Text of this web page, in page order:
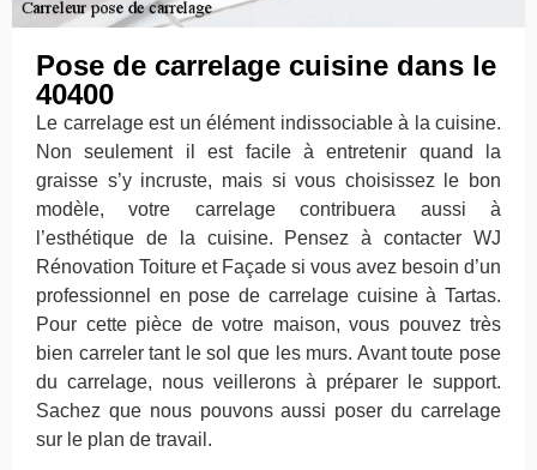
Pose de carrelage cuisine dans le
40400
Le carrelage est un élément indissociable à la cuisine.
Non seulement il est facile à entretenir quand la
graisse s’y incruste, mais si vous choisissez le bon
modèle, votre carrelage contribuera aussi à
l’esthétique de la cuisine. Pensez à contacter WJ
Rénovation Toiture et Façade si vous avez besoin d’un
professionnel en pose de carrelage cuisine à Tartas.
Pour cette pièce de votre maison, vous pouvez très
bien carreler tant le sol que les murs. Avant toute pose
du carrelage, nous veillerons à préparer le support.
Sachez que nous pouvons aussi poser du carrelage
sur le plan de travail.